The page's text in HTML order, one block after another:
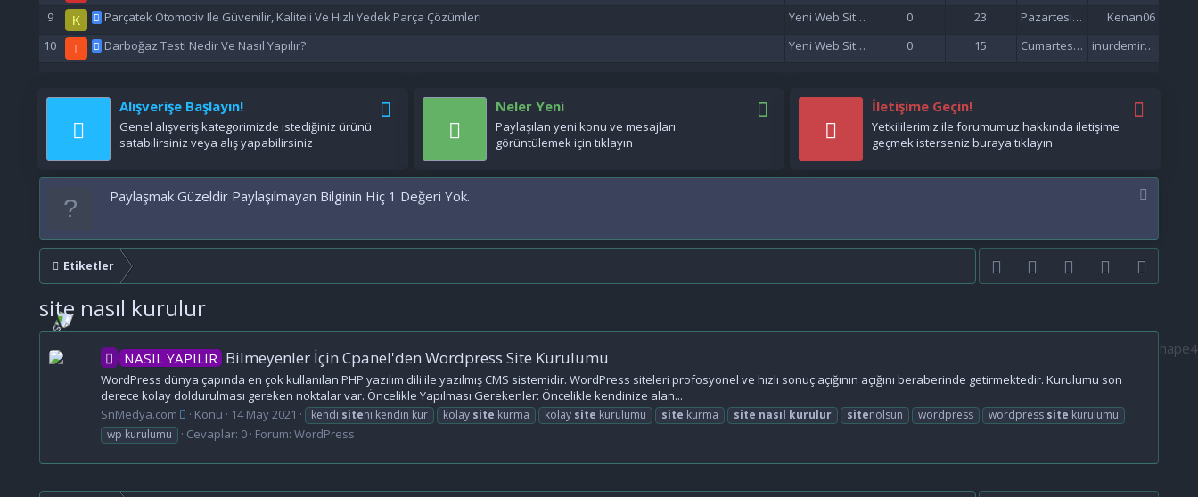
K Parçatek Otomotiv Ile Güvenilir, Kaliteli Ve Hızlı Yedek Parça Çözümleri Yeni Web Siteleri - Site Tanıtımı 0 23 Pazartesi saat 21:37'de Kenan06
I Darboğaz Testi Nedir Ve Nasıl Yapılır? Yeni Web Siteleri - Site Tanıtımı 0 15 Cumartesi saat 17:51'de inurdemirelseo
Alışverişe Başlayın!
Genel alışveriş kategorimizde istediğiniz ürünü
satabilirsiniz veya alış yapabilirsiniz
Neler Yeni
Paylaşılan yeni konu ve mesajları
görüntülemek için tıklayın
İletişime Geçin!
Yetkililerimiz ile forumumuz hakkında iletişime
geçmek isterseniz buraya tıklayın
Paylaşmak Güzeldir Paylaşılmayan Bilginin Hiç 1 Değeri Yok.
Etiketler FacebookTwitter youtubeBize ulaşın
site nasıl kurulur
NASIL YAPILIR Bilmeyenler İçin Cpanel'den Wordpress Site Kurulumu
WordPress dünya çapında en çok kullanılan PHP yazılım dili ile yazılmış CMS sistemidir. WordPress siteleri profosyonel ve hızlı sonuç açığının açığını beraberinde getirmektedir. Kurulumu son
derece kolay doldurulması gereken noktalar var. Öncelikle Yapılması Gerekenler: Öncelikle kendinize alan...
SnMedya.com
Konu 14 May 2021 kendi siteni kendin kur kolay site kurma kolay site kurulumu site kurma site nasıl kurulur sitenolsun wordpress wordpress site kurulumu
wp kurulumu
Cevaplar: 0 Forum: WordPress